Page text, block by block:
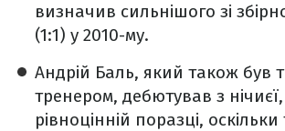
визначив сильнішого зі
(1:1) у 2010-му.
Андрій Баль, який також був
тренером, дебютував з
рівноцінній поразці, оскільки